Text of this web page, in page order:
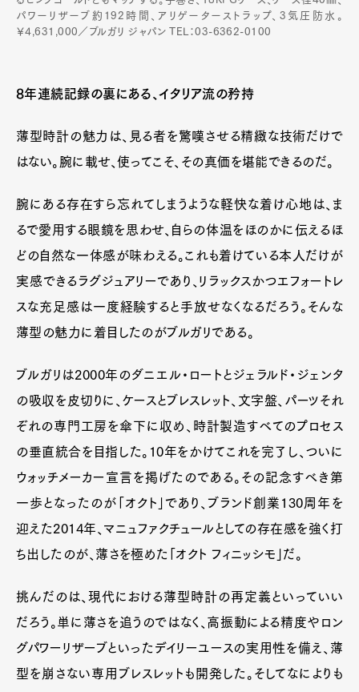
パワーリザーブ約192時間、アリゲーターストラップ、3気圧防水。
￥4,631,000／ブルガリ ジャパン TEL：03-6362-0100
8年連続記録の裏にある、イタリア流の矜持
薄型時計の魅力は、見る者を驚嘆させる精緻な技術だけで
はない。腕に載せ、使ってこそ、その真価を堪能できるのだ。
腕にある存在すら忘れてしまうような軽快な着け心地は、ま
るで愛用する眼鏡を思わせ、自らの体温をほのかに伝えるほ
どの自然な一体感が味わえる。これも着けている本人だけが
実感できるラグジュアリーであり、リラックスかつエフォートレ
スな充足感は一度経験すると手放せなくなるだろう。そんな
薄型の魅力に着目したのがブルガリである。
ブルガリは2000年のダニエル・ロートとジェラルド・ジェンタ
の吸収を皮切りに、ケースとブレスレット、文字盤、パーツそれ
ぞれの専門工房を傘下に収め、時計製造すべてのプロセス
の垂直統合を目指した。10年をかけてこれを完了し、ついに
ウォッチメーカー宣言を掲げたのである。その記念すべき第
一歩となったのが「オクト」であり、ブランド創業130周年を
迎えた2014年、マニュファクチュールとしての存在感を強く打
ち出したのが、薄さを極めた「オクト フィニッシモ」だ。
挑んだのは、現代における薄型時計の再定義といっていい
だろう。単に薄さを追うのではなく、高振動による精度やロン
グパワーリザーブといったデイリーユースの実用性を備え、薄
型を崩さない専用ブレスレットも開発した。そしてなによりも